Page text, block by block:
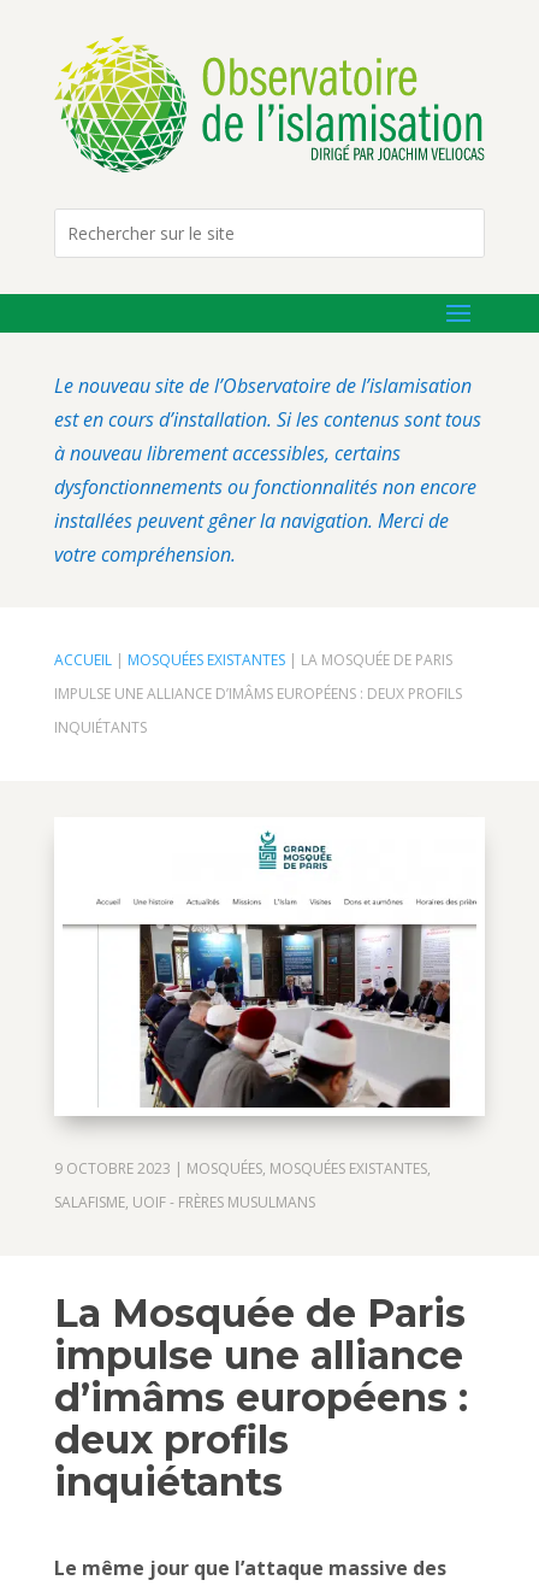
Le nouveau site de l’Observatoire de l’islamisation
est en cours d’installation. Si les contenus sont tous
à nouveau librement accessibles, certains
dysfonctionnements ou fonctionnalités non encore
installées peuvent gêner la navigation. Merci de
votre compréhension.
ACCUEIL| MOSQUÉES EXISTANTES| LA MOSQUÉE DE PARIS
IMPULSE UNE ALLIANCE D’IMÂMS EUROPÉENS : DEUX PROFILS
INQUIÉTANTS
9 OCTOBRE 2023 | MOSQUÉES, MOSQUÉES EXISTANTES,
SALAFISME, UOIF - FRÈRES MUSULMANS
La Mosquée de Paris
impulse une alliance
d’imâms européens :
deux profils
inquiétants
Le même jour que l’attaque massive des